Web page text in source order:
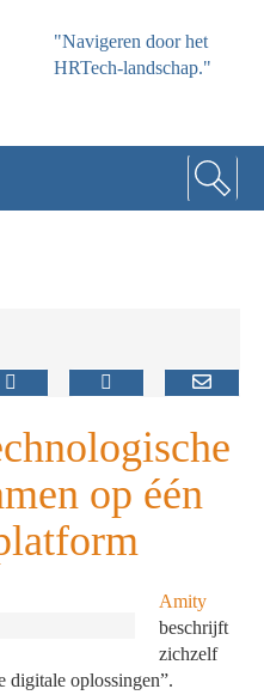
"Navigeren door het
HRTech-landschap."
op één
Amity
beschrijft
zichzelf
digitale oplossingen”.